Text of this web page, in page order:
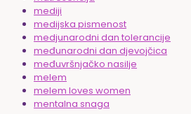
mediji
medijska pismenost
medjunarodni dan tolerancije
međunarodni dan djevojčica
međuvršnjačko nasilje
melem
melem loves women
mentalna snaga